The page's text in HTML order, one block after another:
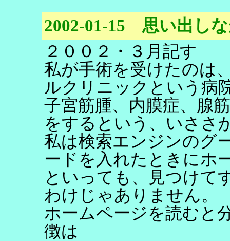
2002-01-15 思い出し
２００２・３月記す
私が手術を受けたのは
ルクリニックという病
子宮筋腫、内膜症、腺
をするという、いささ
私は検索エンジンのグ
ードを入れたときにホ
といっても、見つけて
わけじゃありません。
ホームページを読むと
徴は